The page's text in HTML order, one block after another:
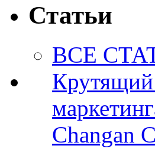
Статьи
ВСЕ
Changan